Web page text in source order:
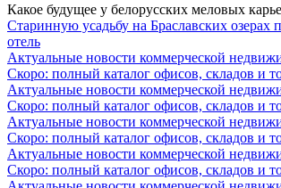
Какое будущее у белорусских меловых
Старинную усадьбу на Браславских озерах
отель
Актуальные новости коммерческой
Скоро: полный каталог офисов, складов и
Актуальные новости коммерческой
Скоро: полный каталог офисов, складов и
Актуальные новости коммерческой
Скоро: полный каталог офисов, складов и
Актуальные новости коммерческой
Скоро: полный каталог офисов, складов и